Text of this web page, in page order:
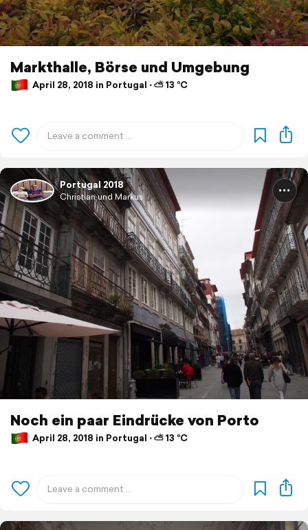
Markthalle, Börse und Umgebung
April 28, 2018 in Portugal ⋅ ⛅ 13 °C
Portugal 2018
Christian und Markus
Noch ein paar Eindrücke von Porto
April 28, 2018 in Portugal ⋅ ⛅ 13 °C